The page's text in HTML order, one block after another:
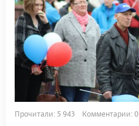
Прочитали: 5 943 Комментарии: 0